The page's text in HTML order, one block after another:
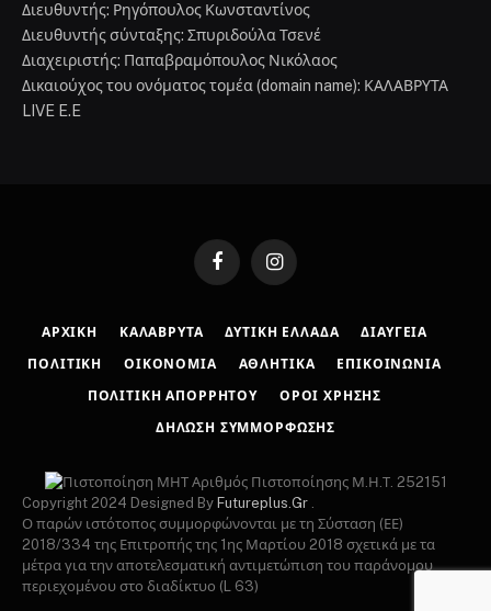
Διευθυντής: Ρηγόπουλος Κωνσταντίνος
Διευθυντής σύνταξης: Σπυριδούλα Τσενέ
Διαχειριστής: Παπαβραμόπουλος Νικόλαος
Δικαιούχος του ονόματος τομέα (domain name): ΚΑΛΑΒΡΥΤΑ
LIVE E.E
FacebookInstagram
ΑΡΧΙΚΉ ΚΑΛΆΒΡΥΤΑ ΔΥΤΙΚΉ ΕΛΛΆΔΑ ΔΙΑΎΓΕΙΑ
ΠΟΛΙΤΙΚΉ ΟΙΚΟΝΟΜΊΑ ΑΘΛΗΤΙΚΆ ΕΠΙΚΟΙΝΩΝΊΑ
ΠΟΛΙΤΙΚΉ ΑΠΟΡΡΉΤΟΥ ΌΡΟΙ ΧΡΉΣΗΣ
ΔΉΛΩΣΗ ΣΥΜΜΌΡΦΩΣΗΣ
Αριθμός Πιστοποίησης Μ.Η.Τ. 252151
Copyright 2024 Designed By Futureplus.Gr .
Ο παρών ιστότοπος συμμορφώνονται με τη Σύσταση (ΕΕ)
2018/334 της Επιτροπής της 1ης Μαρτίου 2018 σχετικά με τα
μέτρα για την αποτελεσματική αντιμετώπιση του παράνομου
περιεχομένου στο διαδίκτυο (L 63)